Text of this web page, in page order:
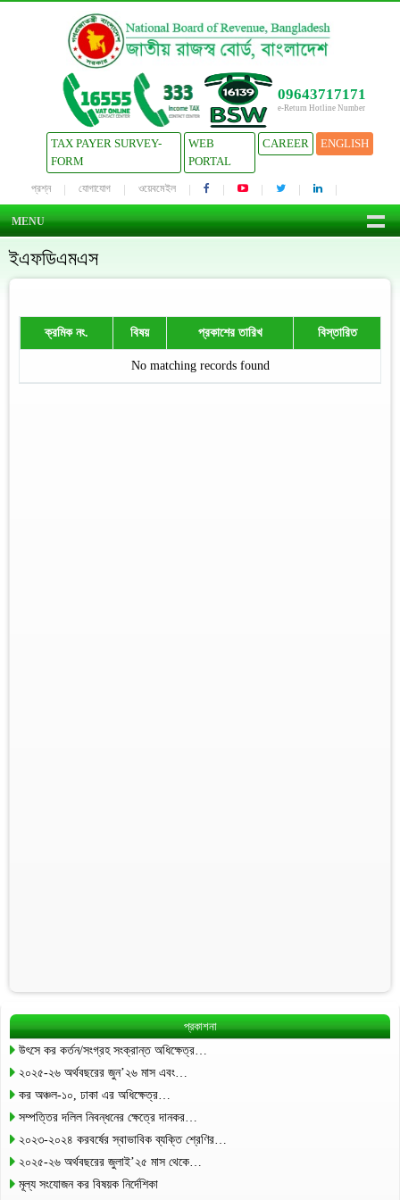
09643717171
e-Return Hotline Number
TAX PAYER SURVEY-
FORM
WEB
PORTAL
CAREER ENGLISH
প্রশ্ন যোগাযোগ ওয়েবমেইল
MENU
ইএফডিএমএস
ক্রমিক নং. বিষয় প্রকাশের তারিখ বিস্তারিত
No matching records found
প্রকাশনা
উৎসে কর কর্তন/সংগ্রহ সংক্রান্ত অধিক্ষেত্র…
২০২৫-২৬ অর্থবছরের জুন’২৬ মাস এবং…
কর অঞ্চল-১০, ঢাকা এর অধিক্ষেত্র…
সম্পত্তির দলিল নিবন্ধনের ক্ষেত্রে দানকর…
২০২৩-২০২৪ করবর্ষের স্বাভাবিক ব্যক্তি শ্রেণির…
২০২৫-২৬ অর্থবছরের জুলাই’২৫ মাস থেকে…
মূল্য সংযোজন কর বিষয়ক নির্দেশিকা